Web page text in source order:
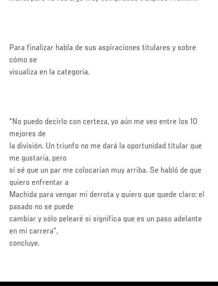
Para finalizar habla de sus aspiraciones titulares y sobre
cómo se
visualiza en la categoría.
“No puedo decirlo con certeza, yo aún me veo entre los 10
mejores de
la división. Un triunfo no me dará la oportunidad titular que
me gustaría, pero
sí sé que un par me colocarían muy arriba. Se habló de que
quiero enfrentar a
Machida para vengar mi derrota y quiero que quede claro: el
pasado no se puede
cambiar y sólo pelearé si significa que es un paso adelante
en mi carrera”,
concluye.